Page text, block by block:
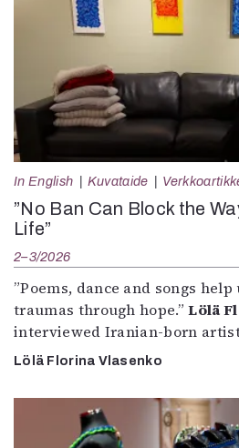
In English Kuvataide
”No Ban Can Block the
Life”
2–3/2026
”Poems, dance and songs
traumas through hope.”Lölä
interviewed Iranian-born
Lölä Florina Vlasenko